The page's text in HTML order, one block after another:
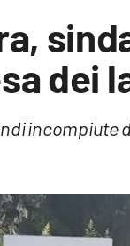
dei
incompiute